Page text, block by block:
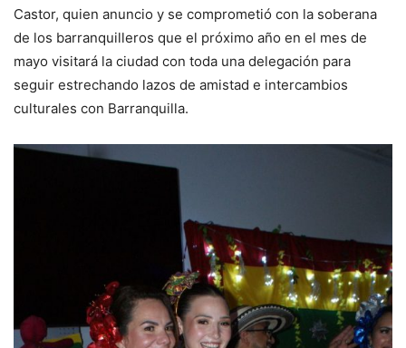
Castor, quien anuncio y se comprometió con la soberana
de los barranquilleros que el próximo año en el mes de
mayo visitará la ciudad con toda una delegación para
seguir estrechando lazos de amistad e intercambios
culturales con Barranquilla.